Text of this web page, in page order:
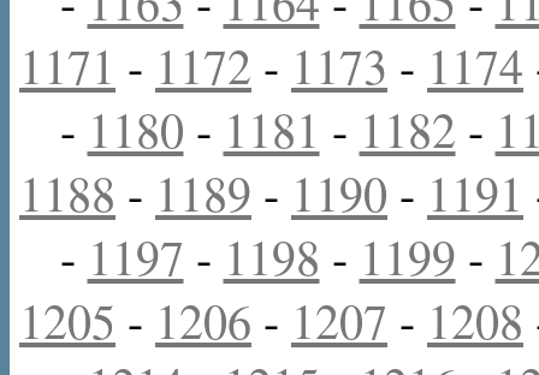
1171 - 1172 - 1173 - 1174
- 1180 - 1181 - 1182 -
1188 - 1189 - 1190 - 1191
- 1197 - 1198 - 1199 -
1205 - 1206 - 1207 - 1208